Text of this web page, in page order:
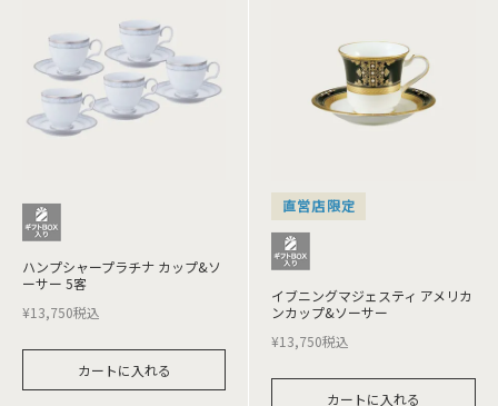
ハンプシャープラチナ カップ&ソ
ーサー 5客
¥13,750税込
カートに入れる
直営店限定
イブニングマジェスティ アメリカ
ンカップ&ソーサー
¥13,750税込
カートに入れる